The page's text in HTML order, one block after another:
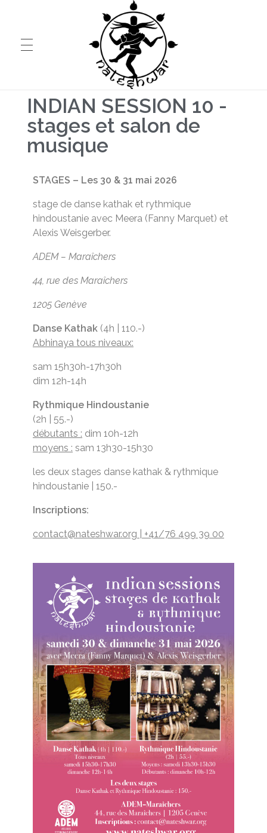
Nateshwar
HOME
A PROPOS
EVÉNEMENTS
COURS
GALERIE
NOUS CONTACTER
INDIAN SESSION 10 -
stages et salon de
musique
STAGES – Les 30 & 31 mai 2026
stage de danse kathak et rythmique
hindoustanie avec Meera (Fanny Marquet) et
Alexis Weisgerber.
ADEM – Maraîchers
44, rue des Maraîchers
1205 Genève
Danse Kathak (4h | 110.-)
Abhinaya tous niveaux:
sam 15h30h-17h30h
dim 12h-14h
Rythmique Hindoustanie
(2h | 55.-)
débutants : dim 10h-12h
moyens : sam 13h30-15h30
les deux stages danse kathak & rythmique
hindoustanie | 150.-
Inscriptions:
contact@nateshwar.org | +41/76 499 39 00